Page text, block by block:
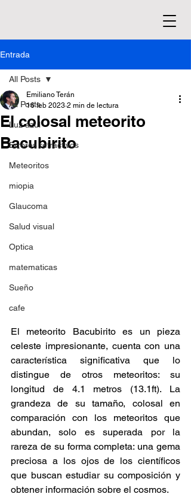
Entrada
All Posts
Luz azul
Errores refractivos
Meteoritos
miopia
Glaucoma
Salud visual
Optica
matematicas
Sueño
cafe
All Posts
El colosal meteorito
Bacubirito
Emiliano Terán
16 feb 2023 2 min de lectura
El meteorito Bacubirito es un pieza
celeste impresionante, cuenta con una
característica significativa que lo
distingue de otros meteoritos: su
longitud de 4.1 metros (13.1ft). La
grandeza de su tamaño, colosal en
comparación con los meteoritos que
abundan, solo es superada por la
rareza de su forma completa: una gema
preciosa a los ojos de los científicos
que buscan estudiar su composición y
obtener información sobre el cosmos.